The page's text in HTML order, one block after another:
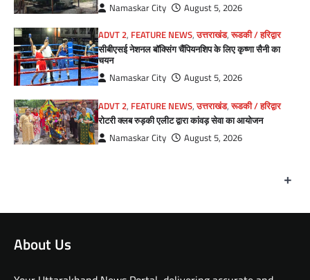
Namaskar City August 5, 2026
ADVT 2, FEATURE NEWS,उत्तराखंड,रूडकी / हरिद्वार
सीबीएसई नेशनल बॉक्सिंग चैंपियनशिप के लिए कृष्णा सैनी का
चयन
Namaskar City August 5, 2026
ADVT 2, FEATURE NEWS,उत्तराखंड,रूडकी / हरिद्वार
रोटरी क्लब रुड़की एलीट द्वारा कांवड़ सेवा का आयोजन
Namaskar City August 5, 2026
+
About Us